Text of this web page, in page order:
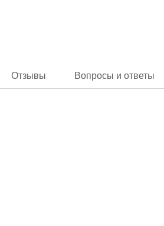
Отзывы Вопросы и ответы